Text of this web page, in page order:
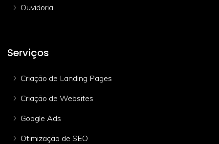
Ouvidoria
Serviços
Criação de Landing Pages
Criação de Websites
Google Ads
Otimização de SEO